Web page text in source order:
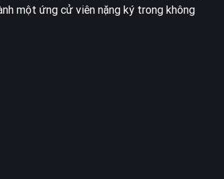
một ứng cử viên nặng ký trong không